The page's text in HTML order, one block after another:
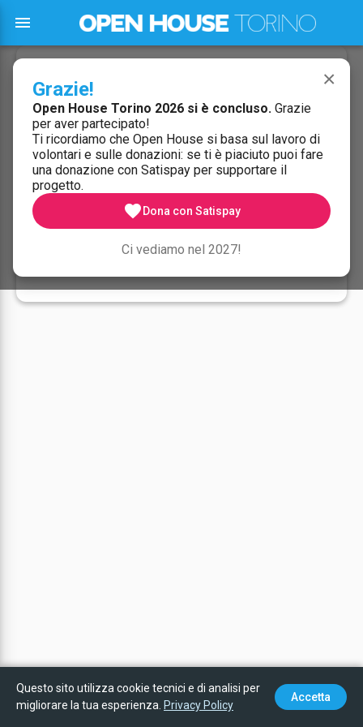
menu
×
Grazie!
Open House Torino 2026 si è concluso. Grazie
per aver partecipato!
Ti ricordiamo che Open House si basa sul lavoro di
volontari e sulle donazioni: se ti è piaciuto puoi fare
una donazione con Satispay per supportare il
progetto.
favorite Dona con Satispay
Ci vediamo nel 2027!
Inserisci l'email del tuo account. Ti invieremo un link per
reimpostare la password.
EMAIL
map
Mappa
list
Lista
qr_code_scanner
Scan
login
Accedi
Questo sito utilizza cookie tecnici e di analisi per
migliorare la tua esperienza. Privacy Policy
Accetta